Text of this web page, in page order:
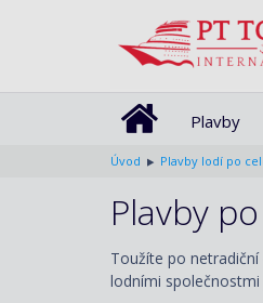
Plavby
Úvod Plavby lodí po
Plavby
Toužíte po
lodními